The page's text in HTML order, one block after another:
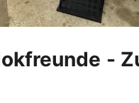
-